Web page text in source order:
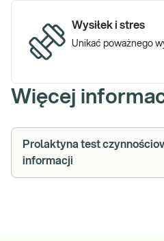
Wysiłek i stres
Unikać poważnego
Więcej
Prolaktyna test
informacji